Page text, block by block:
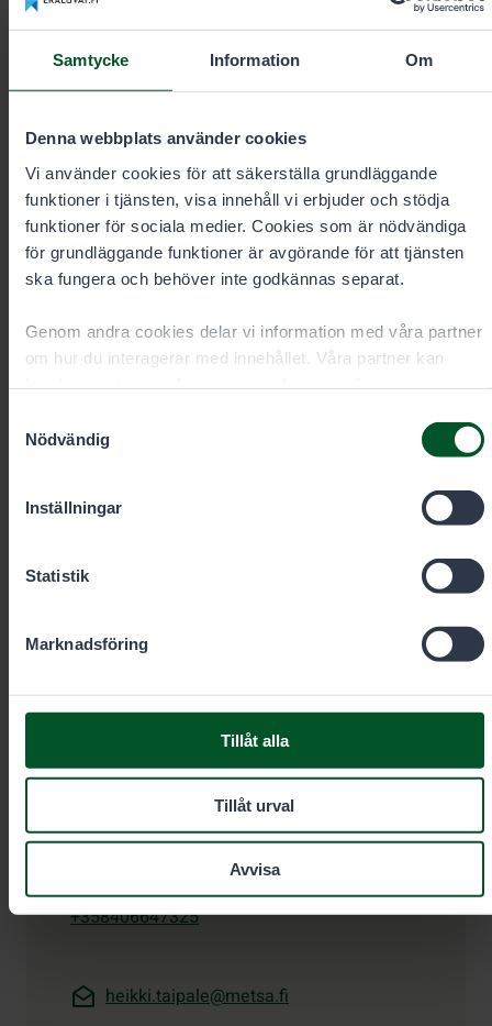
Samtycke Information Om
Denna webbplats använder cookies
Vi använder cookies för att säkerställa grundläggande
funktioner i tjänsten, visa innehåll vi erbjuder och stödja
funktioner för sociala medier. Cookies som är nödvändiga
för grundläggande funktioner är avgörande för att tjänsten
ska fungera och behöver inte godkännas separat.
Genom andra cookies delar vi information med våra partner
om hur du interagerar med innehållet. Våra partner kan
använt deras tjänster. Du kan välja vilka cookies du vill
Nödvändig
Inställningar
Statistik
Marknadsföring
Tillåt alla
Tillåt urval
Avvisa
Timo Ruuska
Område Mellersta
Anstalt
+358401869724
timo.ruuska@metsa.fi
Jakt- och fiskeövervakare
Västra och Mellersta
Finland
Orivesi
+358406647325
heikki.taipale@metsa.fi